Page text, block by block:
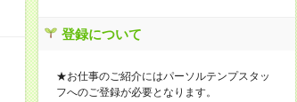
登録について
★お仕事のご紹介にはパーソルテンプスタッ
フへのご登録が必要となります。